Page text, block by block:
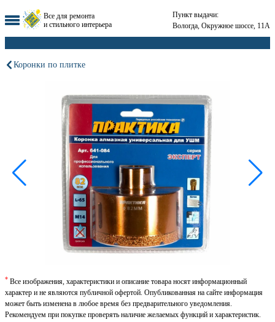
Все для ремонта
и стильного интерьера
Пункт выдачи:
Вологда, Окружное шоссе, 11А
Коронки по плитке
* Все изображения, характеристики и описание товара носят информационный
характер и не являются публичной офертой. Опубликованная на сайте информация
может быть изменена в любое время без предварительного уведомления.
Рекомендуем при покупке проверять наличие желаемых функций и характеристик.